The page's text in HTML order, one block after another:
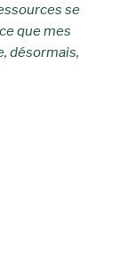
se
que mes
désormais,